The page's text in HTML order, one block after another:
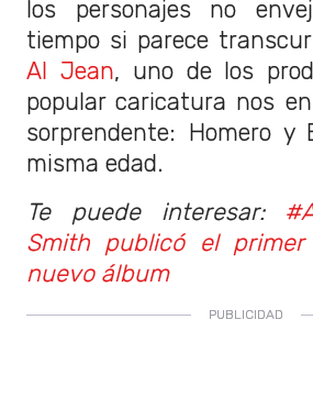
los personajes no
tiempo si parece
Al Jean, uno de los
popular caricatura nos
sorprendente: Homero
misma edad.
Te puede interesar:
Smith publicó el
nuevo álbum